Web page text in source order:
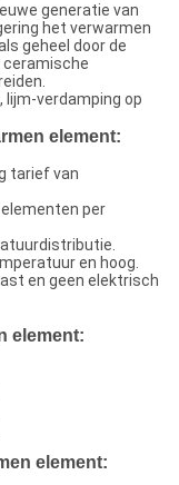
generatie van
het verwarmen
geheel door de
ceramische
lijm-verdamping op
element:
tarief van
per
en hoog.
en geen elektrisch
element:
element: